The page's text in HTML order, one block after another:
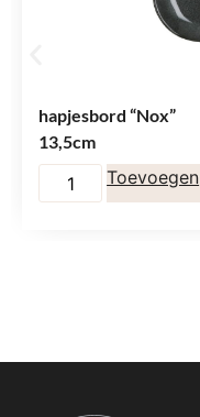
hapjesbord “Nox”
13,5cm
Toevoegen